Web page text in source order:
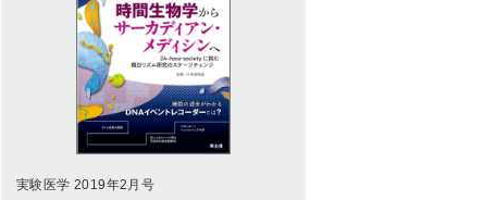
実験医学 2019年2月号